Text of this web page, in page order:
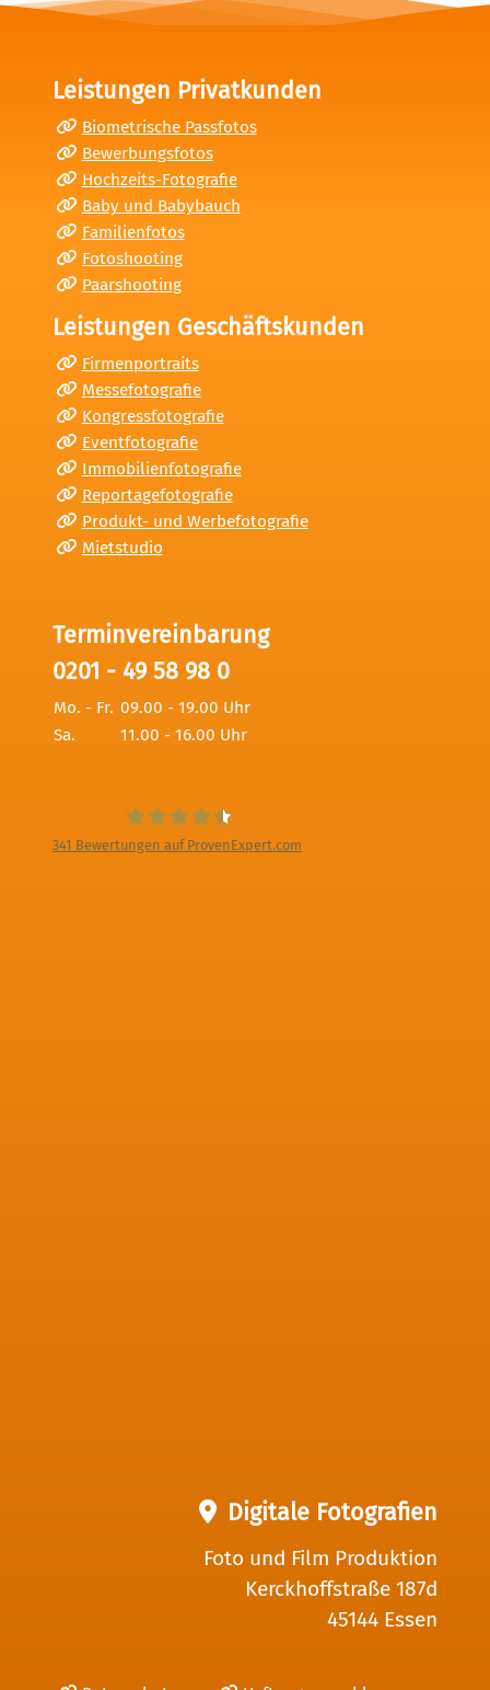
Leistungen Privatkunden
Biometrische Passfotos
Bewerbungsfotos
Hochzeits-Fotografie
Baby und Babybauch
Familienfotos
Fotoshooting
Paarshooting
Leistungen Geschäftskunden
Firmenportraits
Messefotografie
Kongressfotografie
Eventfotografie
Immobilienfotografie
Reportagefotografie
Produkt- und Werbefotografie
Mietstudio
Terminvereinbarung
0201 - 49 58 98 0
Mo. - Fr. 09.00 - 19.00 Uhr
Sa.
11.00 - 16.00 Uhr
341 Bewertungen auf ProvenExpert.com
Digitale Fotografien
Foto und Film Produktion
Kerckhoffstraße 187d
45144 Essen